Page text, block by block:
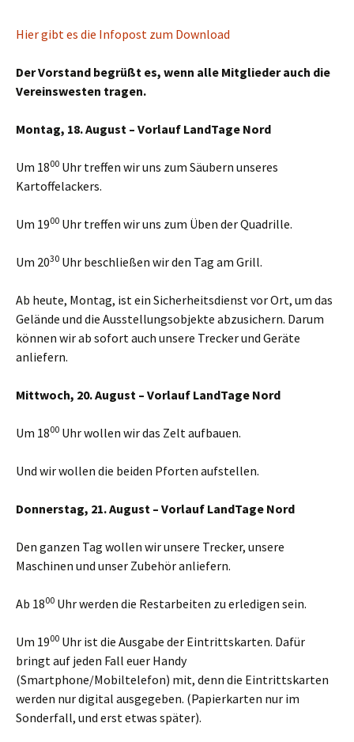
Hier gibt es die Infopost zum Download
Der Vorstand begrüßt es, wenn alle Mitglieder auch die
Vereinswesten tragen.
Montag, 18. August – Vorlauf LandTage Nord
Um 1800 Uhr treffen wir uns zum Säubern unseres
Kartoffelackers.
Um 1900 Uhr treffen wir uns zum Üben der Quadrille.
Um 2030 Uhr beschließen wir den Tag am Grill.
Ab heute, Montag, ist ein Sicherheitsdienst vor Ort, um das
Gelände und die Ausstellungsobjekte abzusichern. Darum
können wir ab sofort auch unsere Trecker und Geräte
anliefern.
Mittwoch, 20. August – Vorlauf LandTage Nord
Um 1800 Uhr wollen wir das Zelt aufbauen.
Und wir wollen die beiden Pforten aufstellen.
Donnerstag, 21. August – Vorlauf LandTage Nord
Den ganzen Tag wollen wir unsere Trecker, unsere
Maschinen und unser Zubehör anliefern.
Ab 1800 Uhr werden die Restarbeiten zu erledigen sein.
Um 1900 Uhr ist die Ausgabe der Eintrittskarten. Dafür
bringt auf jeden Fall euer Handy
(Smartphone/Mobiltelefon) mit, denn die Eintrittskarten
werden nur digital ausgegeben. (Papierkarten nur im
Sonderfall, und erst etwas später).